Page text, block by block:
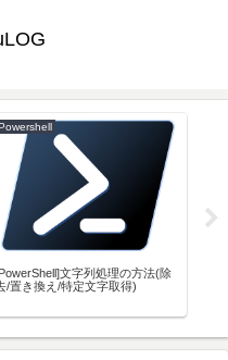
文字列処理の方法(除
/置き換え/特定文字取得)